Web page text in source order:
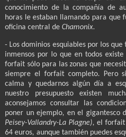
conocimiento de la compañía de
horas le estaban llamando para que
oficina central de Chamonix.
- Los dominios esquiables por los
inmensos por lo que en todos existe
forfait sólo para las zonas que
siempre el forfait completo. Pero
calma y quedarnos algún día a
nuestro presupuesto existen
aconsejamos consultar las
poner un ejemplo, en el gigantesco
Peisey-Vallandry-La Plagne), el forfait
64 euros, aunque también puedes